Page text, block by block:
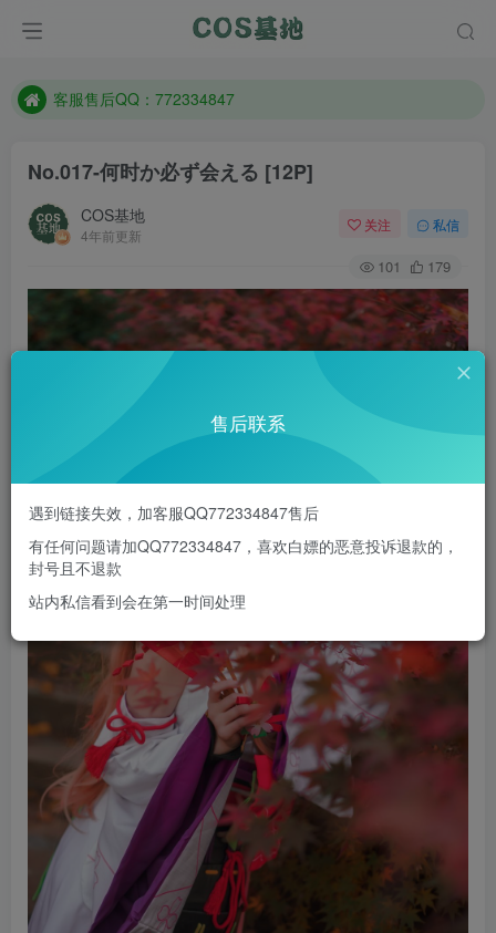
遇到任何问题加客服QQ：772334847
客服售后QQ：772334847
防失联：百度搜索《一七天佳》，实时查看最新站点。
No.017-何时か必ず会える [12P]
COS基地
4年前更新
关注 私信
101 179
售后联系
遇到链接失效，加客服QQ772334847售后
有任何问题请加QQ772334847，喜欢白嫖的恶意投诉退款的，
封号且不退款
站内私信看到会在第一时间处理